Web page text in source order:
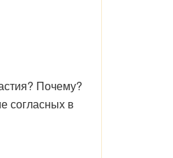
Почему?
согласных в